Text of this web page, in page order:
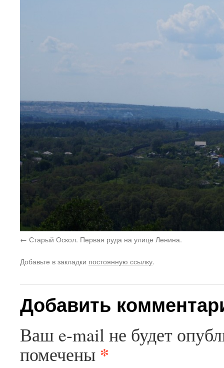
Старый Оскол. Первая руда на улице Ленина.
Добавьте в закладки постоянную ссылку.
Добавить
Ваш e-mail не будет
помечены *